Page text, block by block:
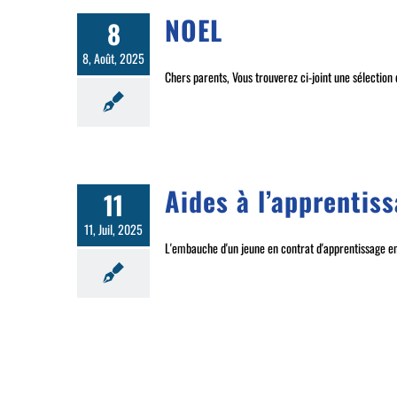
8
8, Août, 2025
NOEL
Chers parents, Vous trouverez ci-joint une
11
11, Juil, 2025
Aides à
L'embauche d'un jeune en contrat d'apprentissage